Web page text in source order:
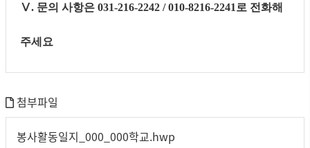
Ⅴ. 문의 사항은 031-216-2242 / 010-8216-2241 로 전화해
주세요
첨부파일
봉사활동일지_000_000학교.hwp